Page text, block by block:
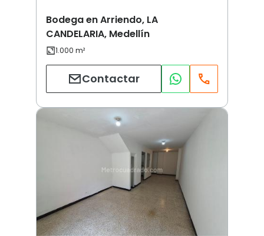
Bodega en Arriendo, LA
CANDELARIA, Medellín
Contactar